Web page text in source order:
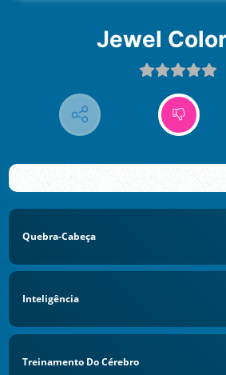
Jewel
Quebra-Cabeça
Inteligência
Treinamento Do Cérebro